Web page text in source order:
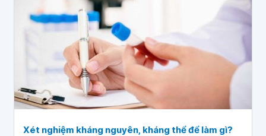
Xét nghiệm kháng nguyên, kháng thể để làm gì?